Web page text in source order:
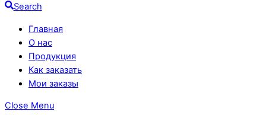
Search
Главная
О нас
Продукция
Как заказать
Мои заказы
Close Menu